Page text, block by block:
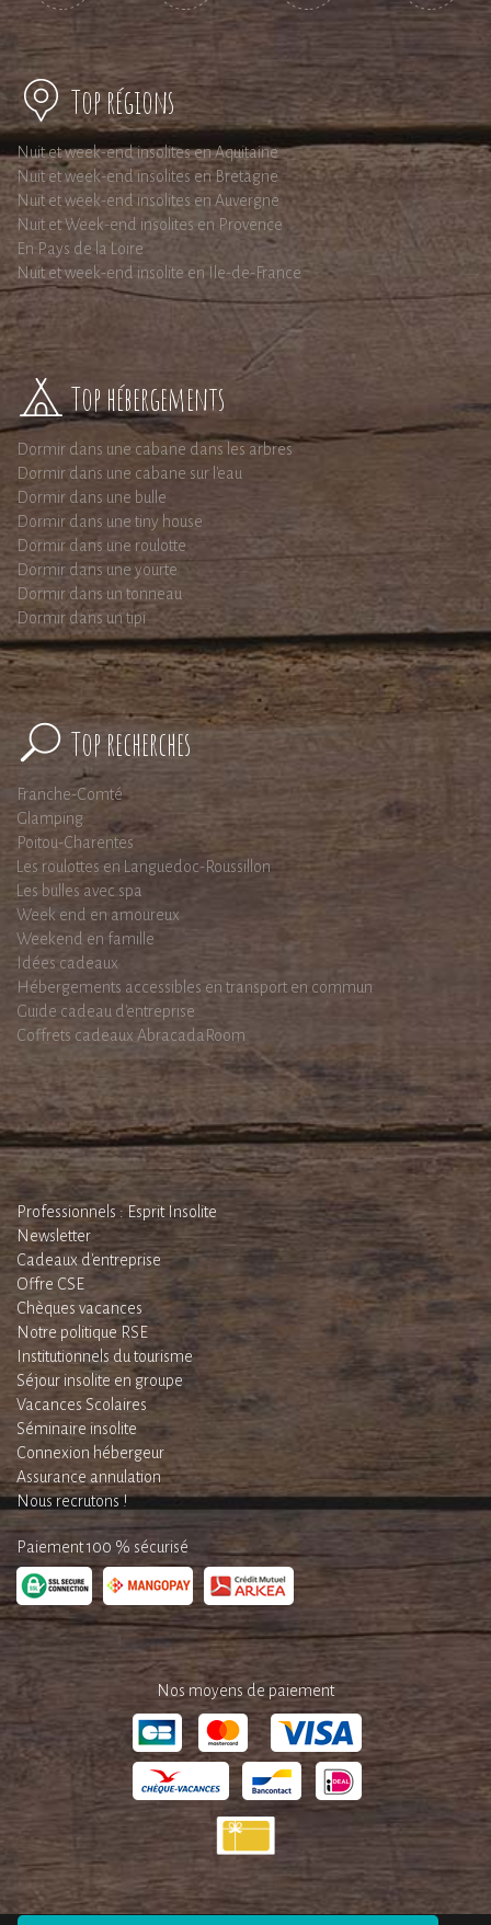
Top régions
Nuit et week-end insolites en Aquitaine
Nuit et week-end insolites en Bretagne
Nuit et week-end insolites en Auvergne
Nuit et Week-end insolites en Provence
En Pays de la Loire
Nuit et week-end insolite en Ile-de-France
Top hébergements
Dormir dans une cabane dans les arbres
Dormir dans une cabane sur l'eau
Dormir dans une bulle
Dormir dans une tiny house
Dormir dans une roulotte
Dormir dans une yourte
Dormir dans un tonneau
Dormir dans un tipi
Top recherches
Franche-Comté
Glamping
Poitou-Charentes
Les roulottes en Languedoc-Roussillon
Les bulles avec spa
Week end en amoureux
Weekend en famille
Idées cadeaux
Hébergements accessibles en transport en commun
Guide cadeau d'entreprise
Coffrets cadeaux AbracadaRoom
Professionnels : Esprit Insolite
Newsletter
Cadeaux d'entreprise
Offre CSE
Chèques vacances
Notre politique RSE
Institutionnels du tourisme
Séjour insolite en groupe
Vacances Scolaires
Séminaire insolite
Connexion hébergeur
Assurance annulation
Nous recrutons !
Paiement 100 % sécurisé
Nos moyens de paiement